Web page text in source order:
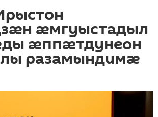
æмгуыстадыл
æппæтдунеон
разамындимæ